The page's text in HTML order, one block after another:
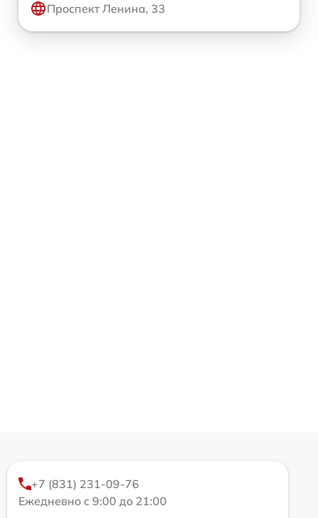
Проспект Ленина, 33
+7 (831) 231-09-76
Ежедневно с 9:00 до 21:00